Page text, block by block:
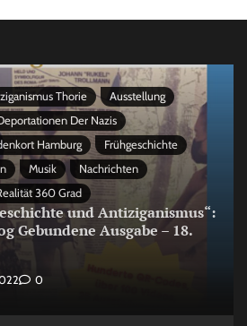
Thorie
Ausstellung
Der Nazis
Hamburg
Frühgeschichte
Musik
Nachrichten
360 Grad
und Antiziganismus“:
Gebundene Ausgabe – 18.
0